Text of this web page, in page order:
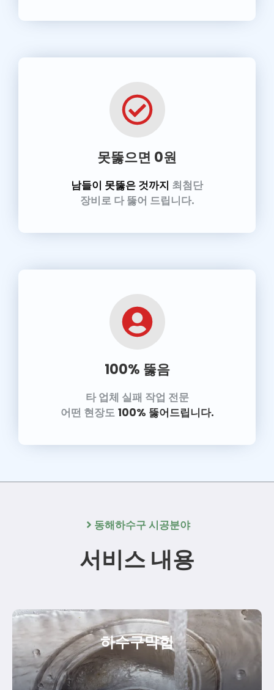
못뚫으면 0원
남들이 못뚫은 것까지 최첨단
장비로 다 뚫어 드립니다.
100% 뚫음
타 업체 실패 작업 전문
어떤 현장도 100% 뚫어드립니다.
동해하수구 시공분야
서비스 내용
하수구막힘